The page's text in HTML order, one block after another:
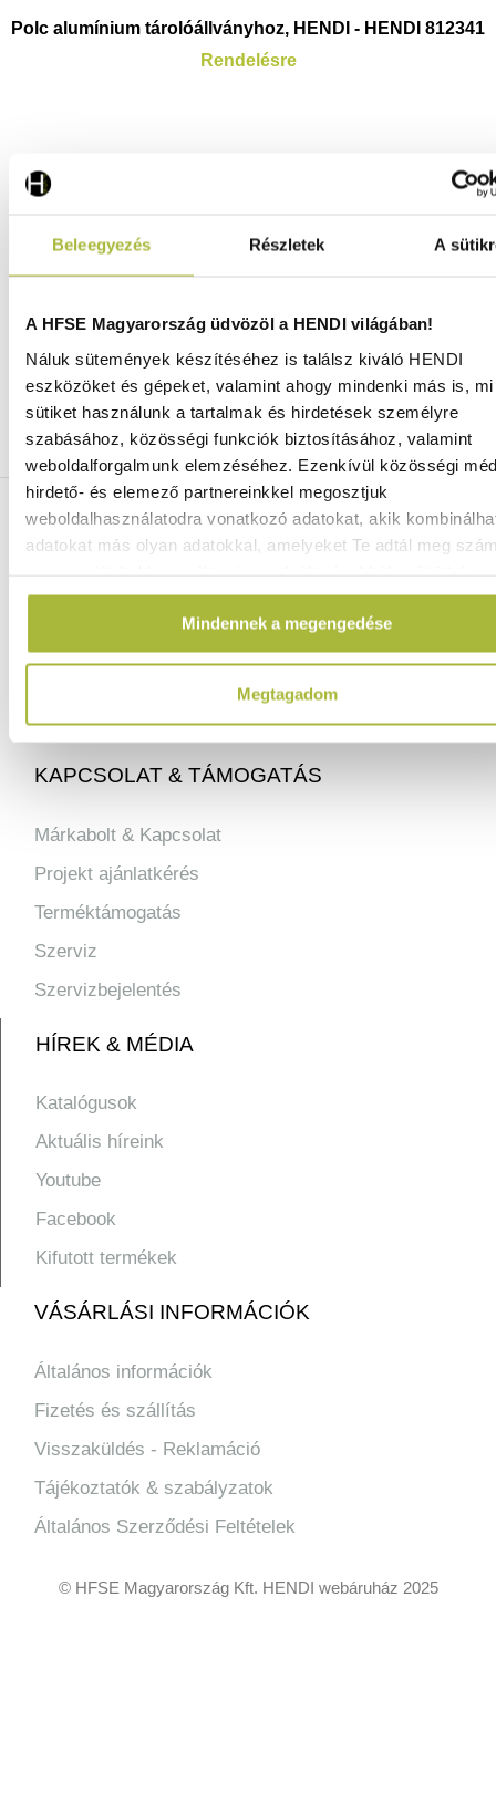
Beleegyezés Részletek A
A HFSE Magyarország üdvözöl a HENDI világában!
Náluk sütemények készítéséhez is találsz kiváló HENDI
eszközöket és gépeket, valamint ahogy mindenki más is,
sütiket használunk a tartalmak és hirdetések személyre
szabásához, közösségi funkciók biztosításához, valamint
weboldalforgalmunk elemzéséhez. Ezenkívül közösségi
hirdető- és elemező partnereinkkel megosztjuk
weboldalhasználatodra vonatkozó adatokat, akik
adatokat más olyan adatokkal, amelyeket Te adtál meg
Mindennek a megengedése
Megtagadom
Polc alumínium tárolóállványhoz, HENDI - HENDI 812341
Rendelésre
Ingyenes szállítás 25 000 Ft felett
Szállítás akár 1 munkanapon belül
Mindig a legkedvezőbb HENDI árak
Több mint 2000 termék raktáron
ELÉRHETŐSÉGEINK
info@hfse.hu
KAPCSOLAT & TÁMOGATÁS
Márkabolt & Kapcsolat
Projekt ajánlatkérés
Terméktámogatás
Szerviz
Szervizbejelentés
HÍREK & MÉDIA
Katalógusok
Aktuális híreink
Youtube
Facebook
Kifutott termékek
VÁSÁRLÁSI INFORMÁCIÓK
Általános információk
Fizetés és szállítás
Visszaküldés - Reklamáció
Tájékoztatók & szabályzatok
Általános Szerződési Feltételek
© HFSE Magyarország Kft. HENDI webáruház 2025